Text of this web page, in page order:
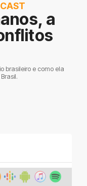
a
brasileiro e como ela